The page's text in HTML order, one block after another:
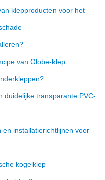
klepproducten voor het
van Globe-klep
duidelijke transparante PVC-
installatierichtlijnen voor
kogelklep